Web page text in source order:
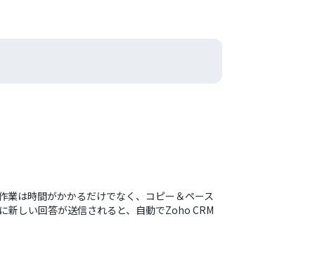
は時間がかかるだけでなく、コピー＆ペース
新しい回答が送信されると、自動でZoho CRM